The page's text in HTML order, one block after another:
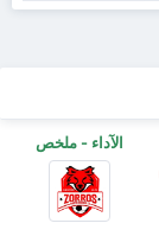
الآداء - ملخص